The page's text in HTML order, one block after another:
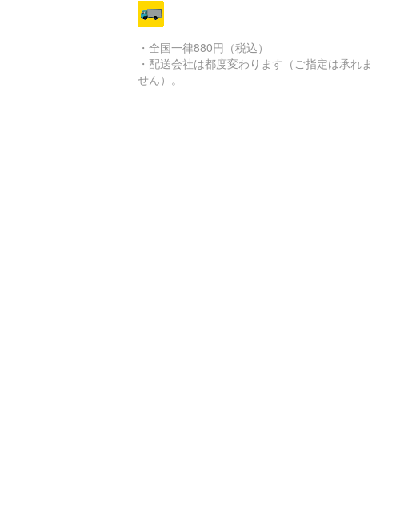
・全国一律880円（税込）
・配送会社は都度変わります（ご指定は承れま
せん）。